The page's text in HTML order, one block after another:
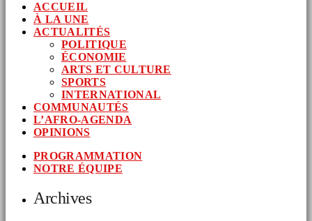
ACCUEIL
À LA UNE
ACTUALITÉS
POLITIQUE
ÉCONOMIE
ARTS ET CULTURE
SPORTS
INTERNATIONAL
COMMUNAUTÉS
L’AFRO-AGENDA
OPINIONS
PROGRAMMATION
NOTRE ÉQUIPE
Archives